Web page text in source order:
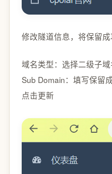
修改隧道信息，将保留
域名类型：选择二级子域
Sub Domain：填写保留
点击更新